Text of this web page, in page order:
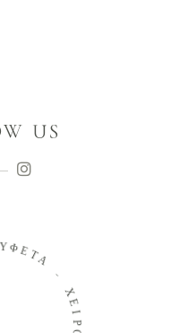
US
ΥΦΕΤΑ
-
Χ
Ε
Ρ